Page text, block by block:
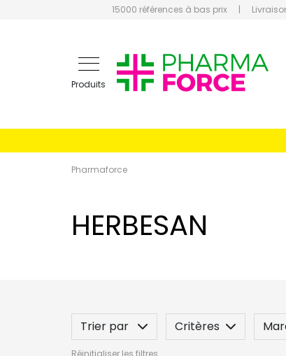
15000 références à bas prix |
Produits
Pharmaforce
HERBESAN
Trier par Critères
Réinitialiser les filtres